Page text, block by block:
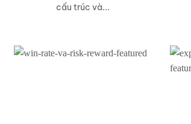
cấu trúc và...